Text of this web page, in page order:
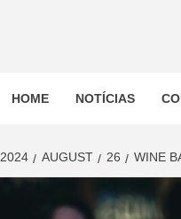
HOME NOTÍCIAS
2024 AUGUST 26 WINE